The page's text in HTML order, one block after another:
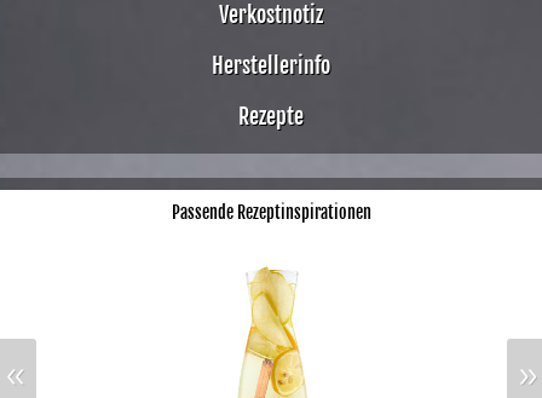
Verkostnotiz
Herstellerinfo
Rezepte
Passende Rezeptinspirationen
« »